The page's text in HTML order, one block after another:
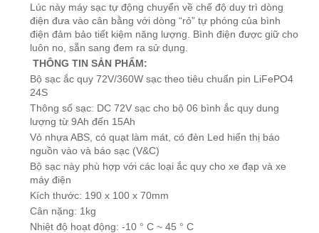
Lúc này máy sạc tự động chuyển về chế độ duy trì dòng
điện đưa vào cân bằng với dòng “rỏ” tự phóng của bình
điện đảm bảo tiết kiệm năng lượng. Bình điện được giữ cho
luôn no, sẵn sang đem ra sử dụng.
THÔNG TIN SẢN PHẨM:
Bộ sạc ắc quy 72V/360W sạc theo tiêu chuẩn pin LiFePO4
24S
Thông số sạc: DC 72V sạc cho bộ 06 bình ắc quy dung
lượng từ 9Ah đến 15Ah
Vỏ nhựa ABS, có quạt làm mát, có đèn Led hiển thị báo
nguồn vào và báo sạc (V&C)
Bộ sạc này phù hợp với các loại ắc quy cho xe đạp và xe
máy điện
Kích thước: 190 x 100 x 70mm
Cân nặng: 1kg
Nhiệt độ hoạt động: -10 ° C ~ 45 ° C